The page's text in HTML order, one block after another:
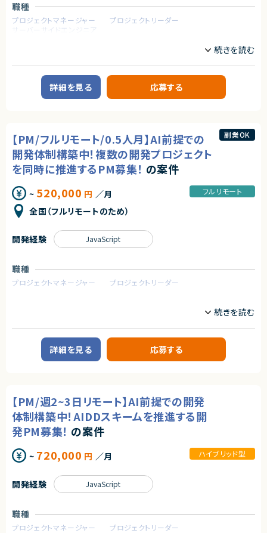
プロダクトとしての評価と実績がすでに確立されており、今後のスケールに
おいても大きな成長余地を持っています。
日程調整は、多くの人が日常的に行う業務である一方、長年にわたり非効率
近年は、業務のデジタル化・生産性向上の流れを背景に、この分野自体が急
速に注目され、改善ニーズが顕在化しています。
本サービスは、その中でも機能面・体験面の両方で優位性を持ち、将来的に
はビジネスに欠かせないインフラ的存在となるポテンシャルを備えていま
◆スキル・経験
・Web／SaaSプロダクトにおけるPdMまたはそれに準ずる役割の経験
（プロダクト企画、要件定義、改善サイクルへの継続的な関与）
・ユーザー課題を起点とした機能設計・仕様設計の経験
・UI/UXに関する基礎的な知識・判断力
・開発優先度の設計・ロードマップ策定の経験
・エンジニアと円滑にコミュニケーションできる技術理解
・関係者（営業・CS・経営層）と連携しながらプロダクトを推進した経験
・障害対応・運用改善など、プロダクト品質に責任を持った経験
契約形態
契約元
・フルリモートで働くことができます！
・まだ少人数の成長フェーズにて、コアメンバーとして携わることができま
・自社SaaSプロダクトのリードに携わることができます！
＜必須スキル＞
・ServiceNowでの開発経験
・JavaScriptでの開発経験
・メンバーまたはチームの進捗管理、レビュー経験
＜尚可スキル＞
・生成AI活用経験（Copilot、ChatGPT等）
契約形態
業務委託(準委任契約)
契約元
株式会社LASSIC
エージェントから
案件
業務改善インパクトが大きく、基盤構築から継続的な機能拡張まで携われ
★ 顧客部門と直接やり取りしながら、要件定義〜実装まで一貫して関与可
能
上流工程の経験を積みたい方、業務理解を深めながら開発したい方に最
FAQ検索やナレッジ活用など、Copilot・ChatGPT等を取り入れた先進的
職種
プロジェクトマネージャー
プロジェクトリーダー
サーバーサイドエンジニア
【案件概要】
顧客の業務課題に対し、対話型AIツールを活用した業務支援サービスの企
画・設計・導入支援を行う案件です。
顧客ヒアリングから要件整理、ツール設定、導入後の活用支援までを担当し
・Copilot Studioを利用したAIサービスのオファリング企画・開発
・顧客ヒアリングを通じた課題整理、要件定義
・Copilot Studioを用いたAIエージェント／サービス設計・構築
・テンプレートアプリ作成（オファリング内容に含まれる可能性あり）
・顧客への導入支援、活用支援
上
※ 製品知識の有無よりも、自発的に調査・検証し、顧客と価値創出を進めら
れる姿勢を重視します。
求めるスキル
（ 一部プロセスの経験がない場合は、その範囲で行う作業について理解
し、ともに行動できること）
・Copilot Studioに関する基礎的な製品知識
導入する上で必要なキーワードで会話ができるレベルに到達していること。
例：ナレッジ、トピック、トリガー、Copilot Credit、チャネルなど）
・Power Apps／Power Automateに関する基礎的な知識または開発経験
（現時点で未経験でも、業務開始までに製品知識を習得し、業務上必要な
キーワードで会話ができるレベルに到達していること。例：Dataverse、MSテ
ナント、AI Builderなど）
・Copilot StudioでのAIエージェント作成経験
・Azure（Microsoft Foundry）を利用した開発経験
・サービス企画、オファリング設計、テンプレート整備の経験
契約形態
業務委託(準委任契約)
株式会社LASSIC
★ Copilot Studioを中核としたAIサービスの企画段階から関われる案件
です
詳細を見る 応募する
【PM/フルリモート/0.5人月】AI前提での
開発体制構築中！複数の開発プロジェクト
を同時に推進するPM募集！ の案件
~ 520,000 円 ／月
全国（フルリモートのため）
フルリモート
副業OK
職種
プロジェクトマネージャー プロジェクトリーダー
デジタルマーケティング領域に強みを持ち、SNSを活用したプロモーションや
ブランド戦略を支援する企業です。
クライアントのビジネス成長を加速させるため、最新のテクノロジーとデー
タ分析を駆使し、効果的なマーケティング施策を展開しています。
開発においては、AIを活用した効率的な運用や機能追加など、柔軟性とスピ
◆事業内容
①SNS・インフルエンサーマーケティング
②ファン・コミュニティマーケティング
④AIやWEB３を含むマーケティング＆開発
上記複数の事業を自社プロダクトとして展開しながら、大手企業の開発プロ
ジェクトを数多く支援しています。現在、数々の大手クライアントより、Web・
◆想定業務内容
開発経験 JavaScript
詳細を見る 応募する
【PM/週2~3日リモート】AI前提での開発
体制構築中！AIDDスキームを推進する開
発PM募集！ の案件
~ 720,000 円 ／月 ハイブリッド型
職種
プロジェクトマネージャー プロジェクトリーダー
開発経験 JavaScript